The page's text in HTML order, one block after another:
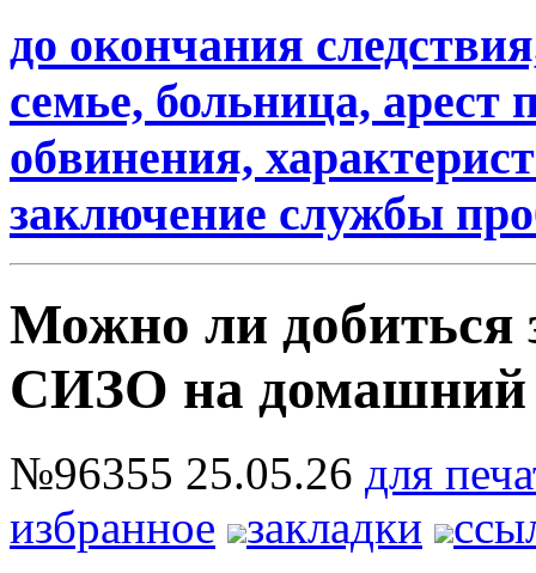
до окончания
семье, больница, арест
обвинения,
заключение службы
Можно ли добиться
СИЗО на домашний
№96355 25.05.26 для
избранное
закладки